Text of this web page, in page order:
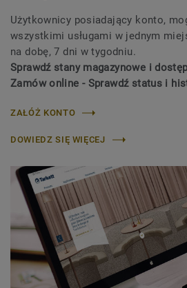
Użytkownicy posiadający konto,
wszystkimi usługami w jednym
na dobę, 7 dni w tygodniu.
Sprawdź stany magazynowe i
Zamów online - Sprawdź status i
ZAŁÓŻ KONTO
DOWIEDZ SIĘ WIĘCEJ